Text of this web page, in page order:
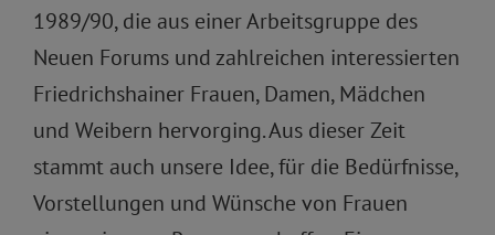
1989/90, die aus einer Arbeitsgruppe des
Neuen Forums und zahlreichen interessierten
Friedrichshainer Frauen, Damen, Mädchen
und Weibern hervorging. Aus dieser Zeit
stammt auch unsere Idee, für die Bedürfnisse,
Vorstellungen und Wünsche von Frauen